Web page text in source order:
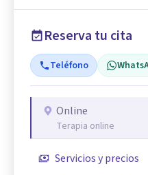
Reserva tu cita
Teléfono
Online
Terapia online
Servicios y precios